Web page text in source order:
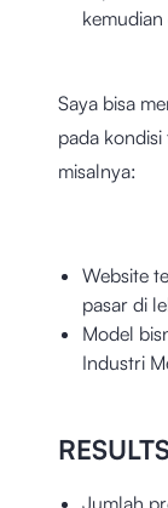
Saya bisa
pada
misalnya:
Website
pasar di
Model
Industri